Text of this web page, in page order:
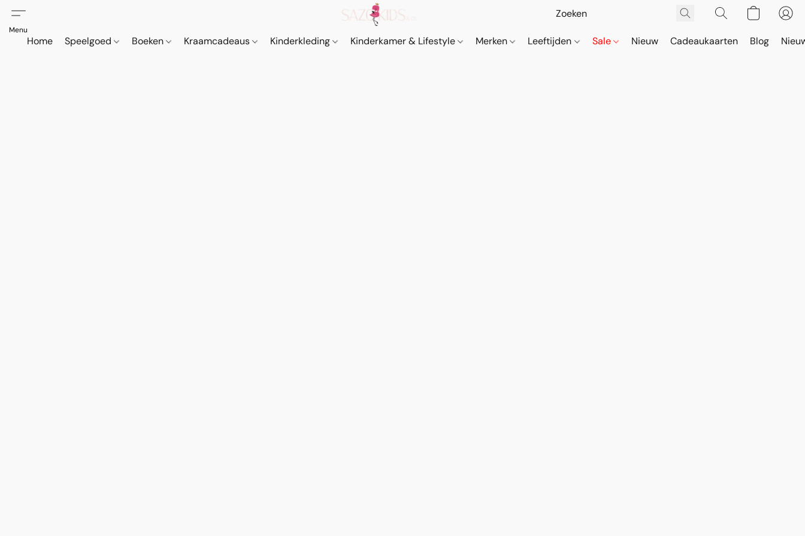
Home Speelgoed Boeken Kraamcadeaus Kinderkleding Kinderkamer & Lifestyle Merken Leeftijden Sale Nieuw Cadeaukaarten Blog